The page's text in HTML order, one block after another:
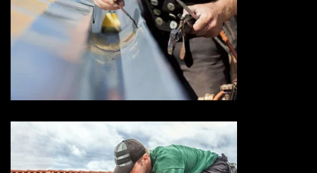
Devis zingueur 73 Savoie